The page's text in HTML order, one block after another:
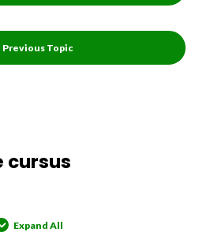
Previous Topic
cursus
Expand All